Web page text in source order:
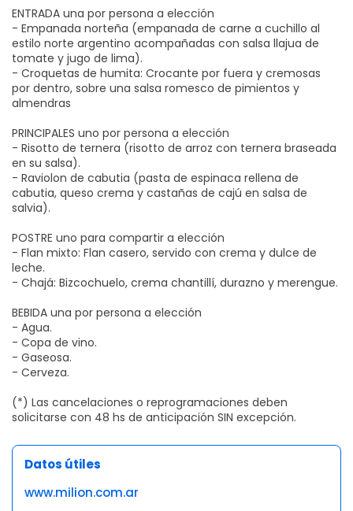
ENTRADA una por persona a elección
- Empanada norteña (empanada de carne a cuchillo al
estilo norte argentino acompañadas con salsa llajua de
tomate y jugo de lima).
- Croquetas de humita: Crocante por fuera y cremosas
por dentro, sobre una salsa romesco de pimientos y
almendras
PRINCIPALES uno por persona a elección
- Risotto de ternera (risotto de arroz con ternera braseada
en su salsa).
- Raviolon de cabutia (pasta de espinaca rellena de
cabutia, queso crema y castañas de cajú en salsa de
salvia).
POSTRE uno para compartir a elección
- Flan mixto: Flan casero, servido con crema y dulce de
leche.
- Chajá: Bizcochuelo, crema chantillí, durazno y merengue.
BEBIDA una por persona a elección
- Agua.
- Copa de vino.
- Gaseosa.
- Cerveza.
(*) Las cancelaciones o reprogramaciones deben
solicitarse con 48 hs de anticipación SIN excepción.
Datos útiles
www.milion.com.ar